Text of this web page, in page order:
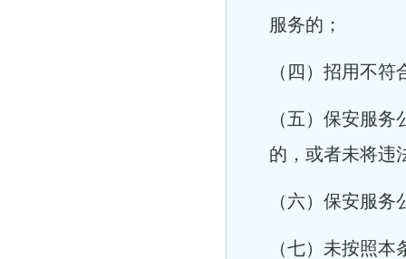
服务的；
（四）招用不
（五）保安服
的，或者未将违
（六）保安服
（七）未按照